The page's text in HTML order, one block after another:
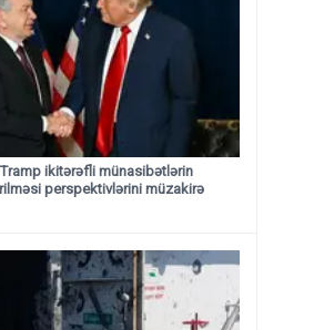
ikitərəfli münasibətlərin
perspektivlərini müzakirə